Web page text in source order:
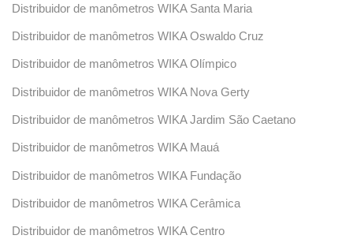
Distribuidor de manômetros WIKA Santa Maria
Distribuidor de manômetros WIKA Oswaldo Cruz
Distribuidor de manômetros WIKA Olímpico
Distribuidor de manômetros WIKA Nova Gerty
Distribuidor de manômetros WIKA Jardim São Caetano
Distribuidor de manômetros WIKA Mauá
Distribuidor de manômetros WIKA Fundação
Distribuidor de manômetros WIKA Cerâmica
Distribuidor de manômetros WIKA Centro